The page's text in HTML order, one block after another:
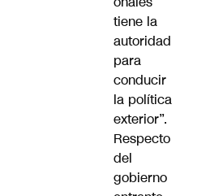
tiene la
autoridad
para
conducir
la política
exterior”.
Respecto
del
gobierno